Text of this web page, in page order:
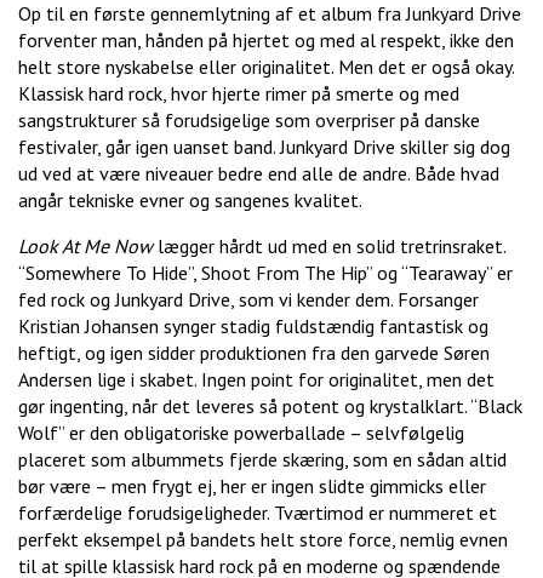
Op til en første gennemlytning af et album fra Junkyard Drive
forventer man, hånden på hjertet og med al respekt, ikke den
helt store nyskabelse eller originalitet. Men det er også okay.
Klassisk hard rock, hvor hjerte rimer på smerte og med
sangstrukturer så forudsigelige som overpriser på danske
festivaler, går igen uanset band. Junkyard Drive skiller sig dog
ud ved at være niveauer bedre end alle de andre. Både hvad
angår tekniske evner og sangenes kvalitet.
Look At Me Nowlægger hårdt ud med en solid tretrinsraket.
“Somewhere To Hide”, Shoot From The Hip” og “Tearaway” er
fed rock og Junkyard Drive, som vi kender dem. Forsanger
Kristian Johansen synger stadig fuldstændig fantastisk og
heftigt, og igen sidder produktionen fra den garvede Søren
Andersen lige i skabet. Ingen point for originalitet, men det
gør ingenting, når det leveres så potent og krystalklart. “Black
Wolf” er den obligatoriske powerballade – selvfølgelig
placeret som albummets fjerde skæring, som en sådan altid
bør være – men frygt ej, her er ingen slidte gimmicks eller
forfærdelige forudsigeligheder. Tværtimod er nummeret et
perfekt eksempel på bandets helt store force, nemlig evnen
til at spille klassisk hard rock på en moderne og spændende